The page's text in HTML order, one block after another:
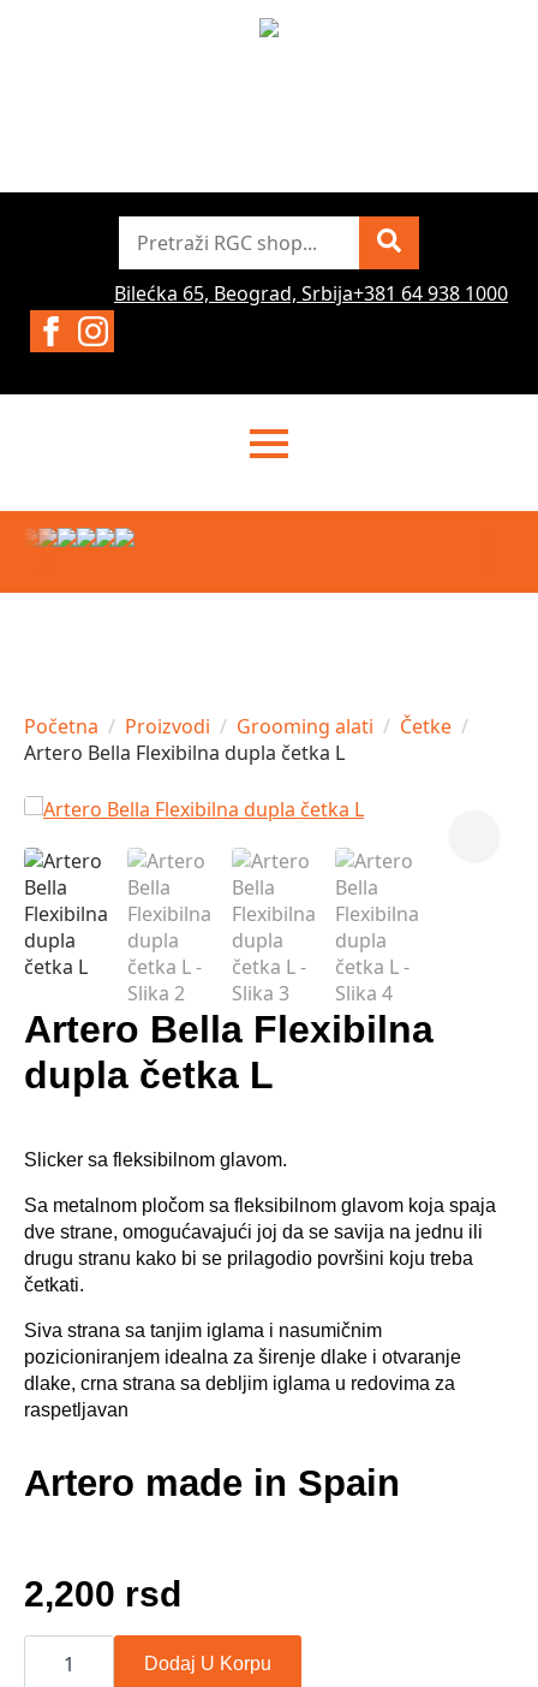
Bilećka 65, Beograd, Srbija+381 64 938 1000
Početna Proizvodi Grooming alati
Četke
Artero Bella Flexibilna dupla četka L
Artero Bella Flexibilna
dupla četka L
Slicker sa fleksibilnom glavom.
Sa metalnom pločom sa fleksibilnom glavom koja spaja
dve strane, omogućavajući joj da se savija na jednu ili
drugu stranu kako bi se prilagodio površini koju treba
četkati.
Siva strana sa tanjim iglama i nasumičnim
pozicioniranjem idealna za širenje dlake i otvaranje
dlake, crna strana sa debljim iglama u redovima za
raspetljavan
Artero made in Spain
2,200 rsd
Artero
Bella Dodaj U Korpu